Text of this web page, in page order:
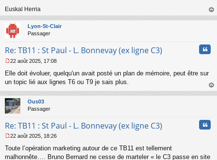
Euskal Herria
au
Lyon-St-Clair
Passager
Re: TB11 : St Paul - L. Bonnevay (ex ligne C3)
e
s
a
g
e
o
l
u
22 août 2025, 17:08
Elle doit évoluer, quelqu'un avait posté un plan de mémoire, peut être sur
un topic lié aux lignes T6 ou T9 je sais plus.
au
Ous03
Passager
Re: TB11 : St Paul - L. Bonnevay (ex ligne C3)
e
s
22 août 2025, 18:26
Toute l’opération marketing autour de ce TB11 est tellement
malhonnête…. Bruno Bernard ne cesse de marteler « le C3 passe en site